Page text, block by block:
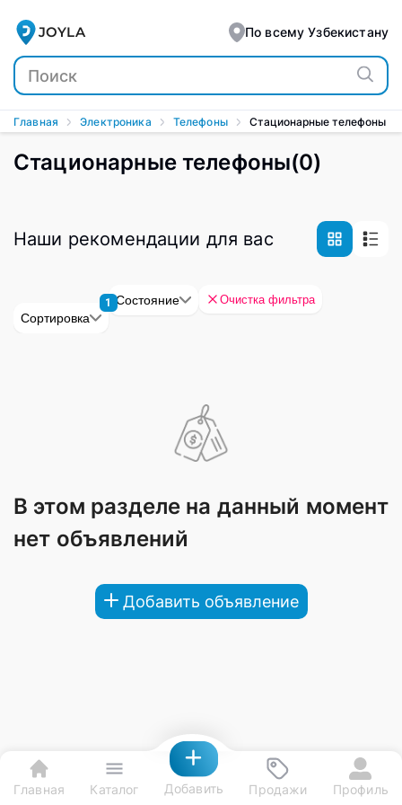
JOYLA По всему Узбекистану
Главная Электроника Телефоны Стационарные телефоны
Стационарные телефоны(0)
Наши рекомендации для вас
Сортировка
1 Состояние Очистка фильтра
В этом разделе на данный момент
нет объявлений
Добавить объявление
Главная Каталог Добавить Продажи Профиль